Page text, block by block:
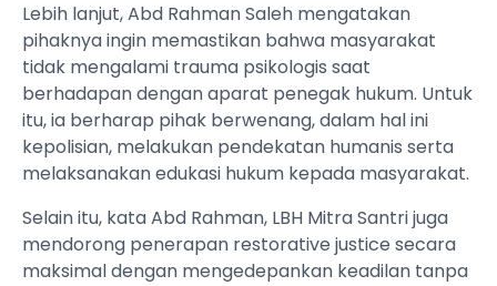
Lebih lanjut, Abd Rahman Saleh mengatakan
pihaknya ingin memastikan bahwa masyarakat
tidak mengalami trauma psikologis saat
berhadapan dengan aparat penegak hukum. Untuk
itu, ia berharap pihak berwenang, dalam hal ini
kepolisian, melakukan pendekatan humanis serta
melaksanakan edukasi hukum kepada masyarakat.
Selain itu, kata Abd Rahman, LBH Mitra Santri juga
mendorong penerapan restorative justice secara
maksimal dengan mengedepankan keadilan tanpa